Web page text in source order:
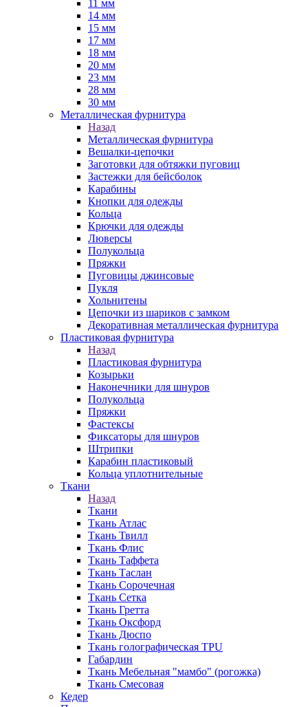
11 мм
14 мм
15 мм
17 мм
18 мм
20 мм
23 мм
28 мм
30 мм
Металлическая фурнитура
Назад
Металлическая фурнитура
Вешалки-цепочки
Заготовки для обтяжки пуговиц
Застежки для бейсболок
Карабины
Кнопки для одежды
Кольца
Крючки для одежды
Люверсы
Полукольца
Пряжки
Пуговицы джинсовые
Пукля
Хольнитены
Цепочки из шариков с замком
Декоративная металлическая фурнитура
Пластиковая фурнитура
Назад
Пластиковая фурнитура
Козырьки
Наконечники для шнуров
Полукольца
Пряжки
Фастексы
Фиксаторы для шнуров
Штрипки
Карабин пластиковый
Кольца уплотнительные
Ткани
Назад
Ткани
Ткань Атлас
Ткань Твилл
Ткань Флис
Ткань Таффета
Ткань Таслан
Ткань Сорочечная
Ткань Сетка
Ткань Гретта
Ткань Оксфорд
Ткань Дюспо
Ткань голографическая TPU
Габардин
Ткань Мебельная "мамбо" (рогожка)
Ткань Смесовая
Кедер